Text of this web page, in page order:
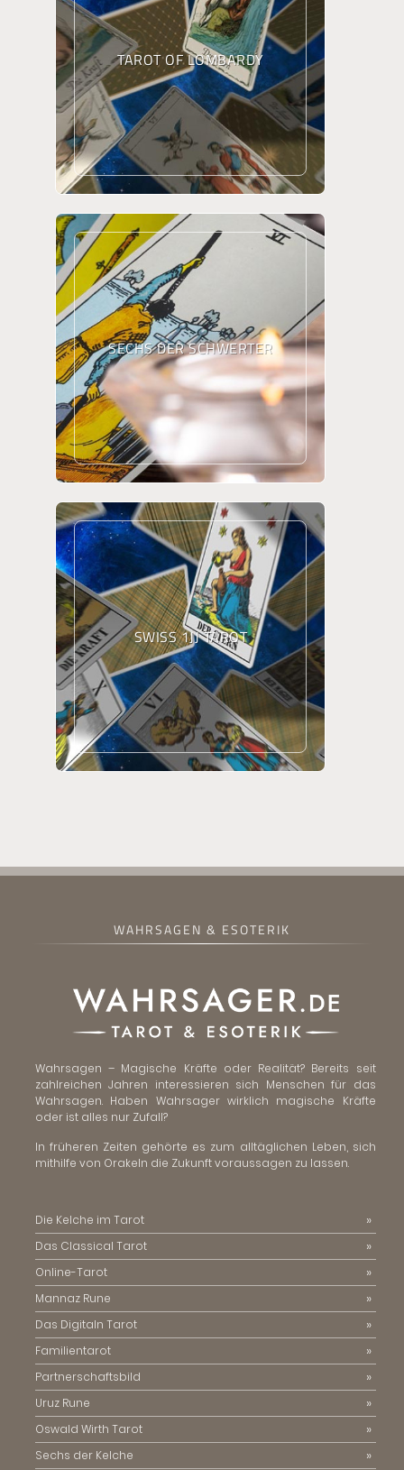
TAROT OF LOMBARDY
SECHS DER SCHWERTER
SWISS 1JJ TAROT
WAHRSAGEN & ESOTERIK
Wahrsagen – Magische Kräfte oder Realität? Bereits seit
zahlreichen Jahren interessieren sich Menschen für das
Wahrsagen. Haben Wahrsager wirklich magische Kräfte
oder ist alles nur Zufall?
In früheren Zeiten gehörte es zum alltäglichen Leben, sich
mithilfe von Orakeln die Zukunft voraussagen zu lassen.
Die Kelche im Tarot
Das Classical Tarot
Online-Tarot
Mannaz Rune
Das Digitaln Tarot
Familientarot
Partnerschaftsbild
Uruz Rune
Oswald Wirth Tarot
Sechs der Kelche